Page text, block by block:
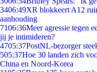
3406:49XR blokkeert A12
aanhouding
7106:36Meer agressie tegen
jij je intimideren?
4705:37PostNL-bezorger
505:37Hoe 30 landen zich
China en Noord-Korea